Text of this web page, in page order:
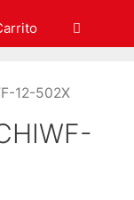
12-502X